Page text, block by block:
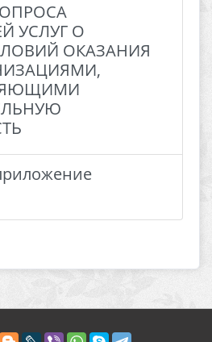
УСЛУГ О
ОКАЗАНИЯ